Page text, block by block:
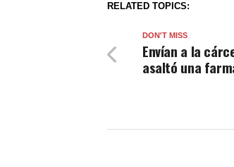
RELATED TOPICS:
DON'T MISS
Envían a la
asaltó una